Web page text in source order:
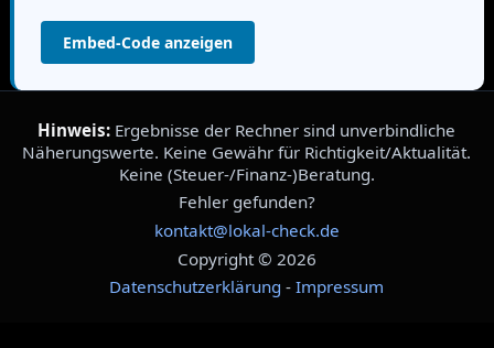
Embed-Code anzeigen
Hinweis: Ergebnisse der Rechner sind unverbindliche
Näherungswerte. Keine Gewähr für Richtigkeit/Aktualität.
Keine (Steuer-/Finanz-)Beratung.
Fehler gefunden?
kontakt@lokal-check.de
Copyright © 2026
Datenschutzerklärung -Impressum